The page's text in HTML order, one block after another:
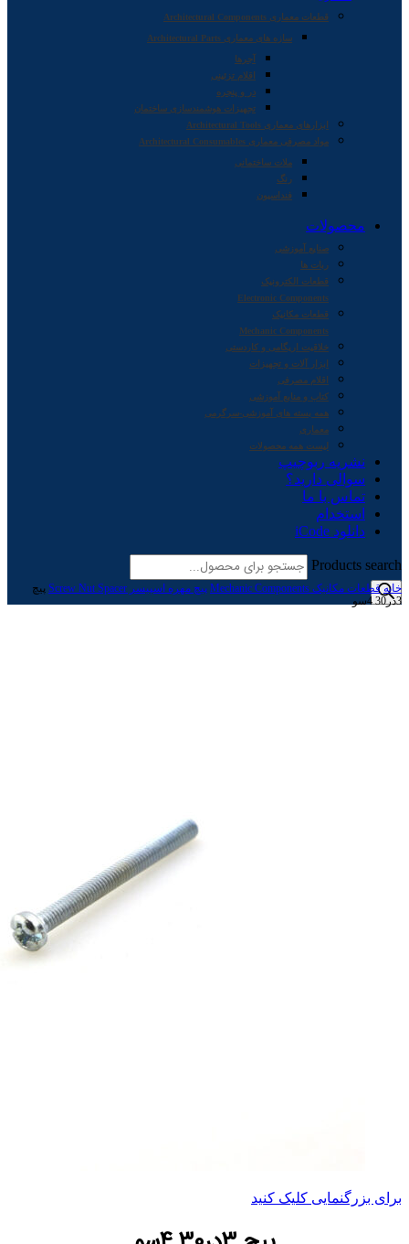
قطعات معماری Architectural Components
سازه های معماری Architectural Parts
آجرها
اقلام تزئینی
در و پنجره
تجهیزات هوشمندسازی ساختمان
ابزارهای معماری Architectural Tools
مواد مصرفی معماری Architectural Consumables
ملات ساختمانی
رنگ
فنداسیون
محصولات
صنایع آموزشی
ربات ها
قطعات الکترونیک
Electronic Components
قطعات مکانیک
Mechanic Components
خلاقیت اریگامی و کاردستی
ابزار آلات و تجهیزات
اقلام مصرفی
کتاب و منابع آموزشی
همه بسته های آموزشی-سرگرمی
معماری
لیست همه محصولات
نشریه ربوچیپ
سوالی دارید؟
تماس با ما
استخدام
دانلود iCode
Products search
خانه قطعات مکانیک Mechanic Components پیچ مهره اسپیسر Screw Nut Spacer
پیچ
3در30 4سو
برای بزرگنمایی کلیک کنید